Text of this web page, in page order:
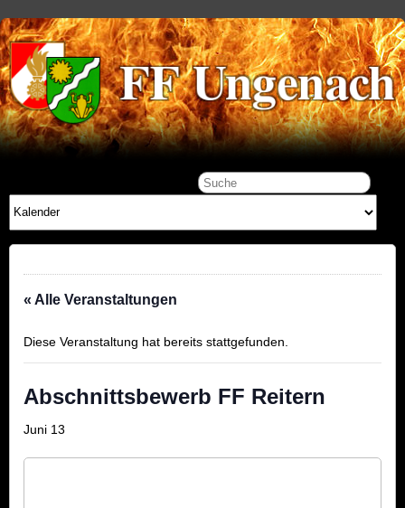
« Alle Veranstaltungen
Diese Veranstaltung hat bereits stattgefunden.
Abschnittsbewerb FF Reitern
Juni 13